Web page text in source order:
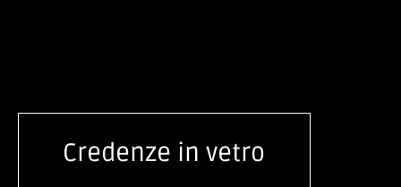
Credenze in vetro